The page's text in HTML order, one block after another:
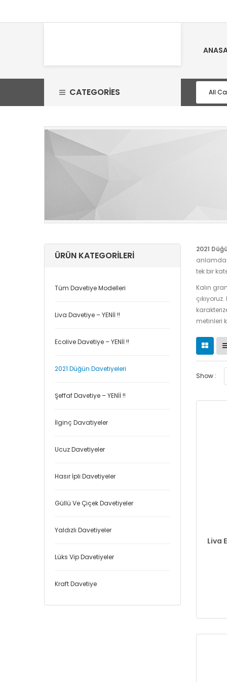
CATEGORIES
ÜRÜN KATEGORILERI
Tüm Davetiye Modelleri
Liva Davetiye – YENİİ !!
Ecolive Davetiye – YENİİ !!
2021 Düğün Davetiyeleri
Şeffaf Davetiye – YENİİ !!
İlginç Davatiyeler
Ucuz Davetiyeler
Hasır İpli Davetiyeler
Güllü Ve Çiçek Davetiyeler
Yaldızlı Davetiyeler
Lüks Vip Davetiyeler
Kraft Davetiye
2021
anlamda
tek bir
Kalın
metinleri
Show :
Liva